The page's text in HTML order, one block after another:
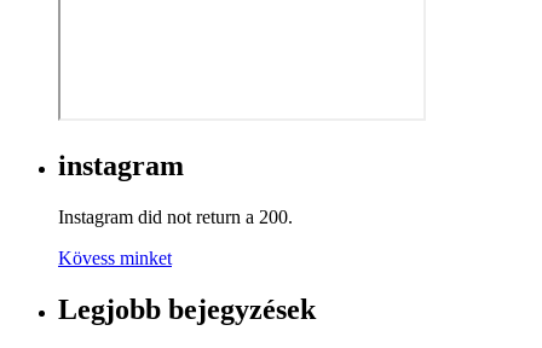
instagram
Instagram did not return a 200.
Kövess minket
Legjobb bejegyzések